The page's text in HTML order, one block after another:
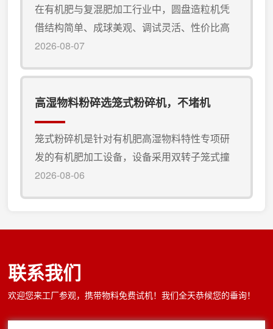
卧式旋转滚筒结构，工作时，经过粉碎、配比
后的粉状有机原料、无机粉料持续送入滚筒内
部，配合喷淋系统均匀喷洒雾化水...
在有机肥与复混肥加工行业中，圆盘造粒机凭
借结构简单、成球美观、调试灵活、性价比高
的特点，成为应用极其广泛的有机肥生产设
性极强的有机肥加工设备，圆盘造粒机以湿法
滚球成粒原理工作，适合粉状、细颗粒状、可
粘合性强的各类有机、无机物料。首先，圆盘
造粒机 核心、 常用的加工原料为各类腐熟有机
粉料，也是有机肥生产线的主力加工...
2026-08-07
高湿物料粉碎选笼式粉碎机，不堵机
笼式粉碎机是针对有机肥高湿物料特性专项研
发的有机肥加工设备，设备采用双转子笼式撞
击粉碎结构，无筛底设计是其核心优势，设备
秸秆粉末，还是含水率偏高的有机辅料，都能
大块结块，细度均匀可控，满足有机肥深加工
的原料标准。笼式粉碎机无筛底结构不受物料
湿度限制，可直接处理发酵完成的高湿...
2026-08-06
联系我们
欢迎您来工厂参观，携带物料免费试机！我们全天恭候您的垂询！